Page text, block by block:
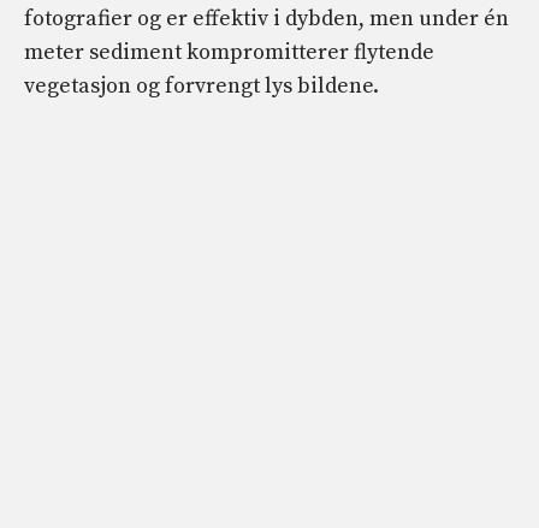
fotografier og er effektiv i dybden, men under én
meter sediment kompromitterer flytende
vegetasjon og forvrengt lys bildene.